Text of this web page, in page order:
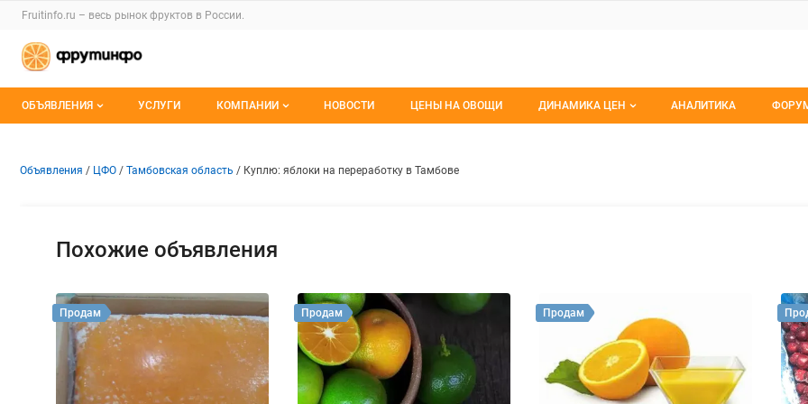
Раздел навигации по сайту fruitinfo.ru
Fruitinfo.ru – весь рынок фруктов в России.
Авторизация и меню пользователя
Навигация по разделам сайта fruitinfo.ru
ОБЪЯВЛЕНИЯ УСЛУГИ КОМПАНИИ НОВОСТИ ЦЕНЫ НА ОВОЩИ ДИНАМИКА ЦЕН АНАЛИТИКА
Объявление: Куплю: яблоки на переработку в Тамбове
Информация о объявлении
Навигация и управление объявлением
Объявления ЦФО Тамбовская область Куплю: яблоки на переработку в Тамбове
Похожие объявления
Продам Продам Продам